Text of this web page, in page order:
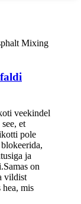
veekindel
et
pole
ja
on
vildist
mis